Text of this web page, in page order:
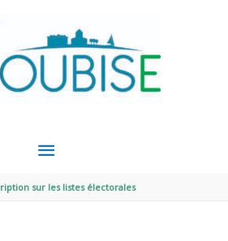
MENU
PRINCIPAL
sur les listes électorales